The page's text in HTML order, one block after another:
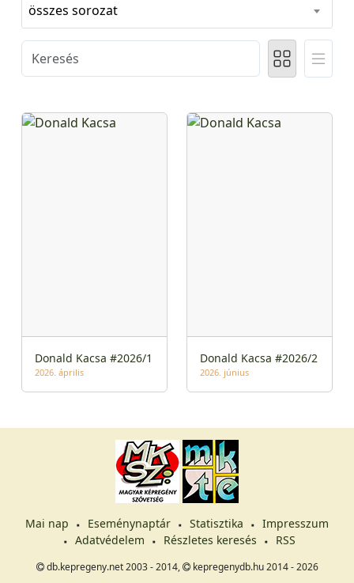
összes sorozat
Donald Kacsa #2026/1
2026. április
Donald Kacsa #2026/2
2026. június
Mai nap Eseménynaptár Statisztika
Impresszum
Adatvédelem
Részletes keresés RSS
db.kepregeny.net 2003 - 2014, kepregenydb.hu 2014 - 2026